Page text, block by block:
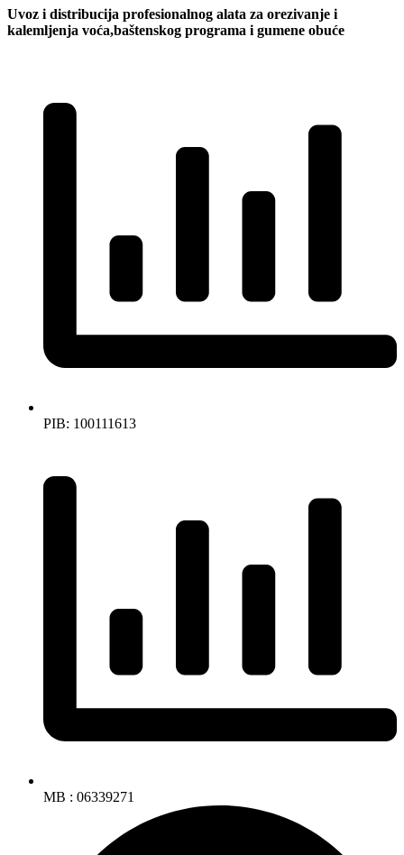
Uvoz i distribucija profesionalnog alata za orezivanje i
kalemljenja voća,baštenskog programa i gumene obuće
PIB: 100111613
MB : 06339271